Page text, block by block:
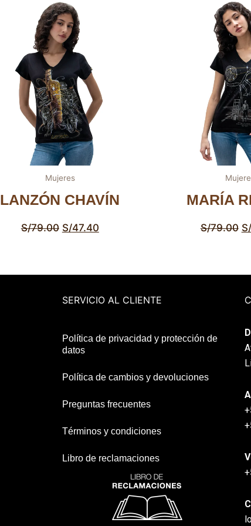
Mujeres
LANZÓN CHAVÍN
S/79.00 S/47.40
MARÍA
S/79.00 S/
SERVICIO AL CLIENTE
Política de privacidad y protección de
datos
Política de cambios y devoluciones
Preguntas frecuentes
Términos y condiciones
Libro de reclamaciones